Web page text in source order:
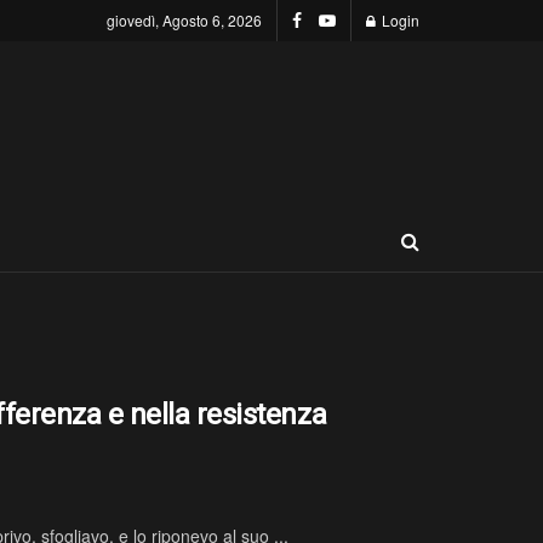
giovedì, Agosto 6, 2026 Login
e nella resistenza
sfogliavo, e lo riponevo al suo ...